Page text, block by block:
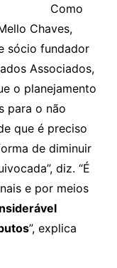
Como
Chaves,
sócio fundador
Associados,
o planejamento
para o não
que é preciso
de diminuir
diz. “É
e por meios
”, explica